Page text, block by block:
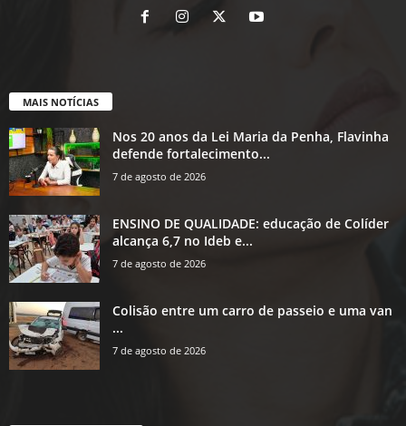
MAIS NOTÍCIAS
Nos 20 anos da Lei Maria da Penha, Flavinha
defende fortalecimento...
7 de agosto de 2026
ENSINO DE QUALIDADE: educação de Colíder
alcança 6,7 no Ideb e...
7 de agosto de 2026
Colisão entre um carro de passeio e uma van
...
7 de agosto de 2026